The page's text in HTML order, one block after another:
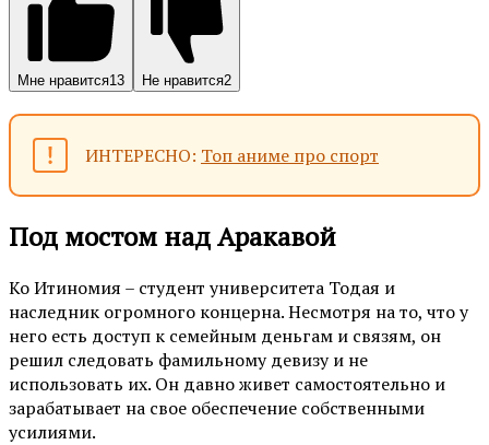
Мне нравится13 Не нравится2
ИНТЕРЕСНО: Топ аниме про спорт
Под мостом над Аракавой
Ко Итиномия – студент университета Тодая и
наследник огромного концерна. Несмотря на то, что у
него есть доступ к семейным деньгам и связям, он
решил следовать фамильному девизу и не
использовать их. Он давно живет самостоятельно и
зарабатывает на свое обеспечение собственными
усилиями.